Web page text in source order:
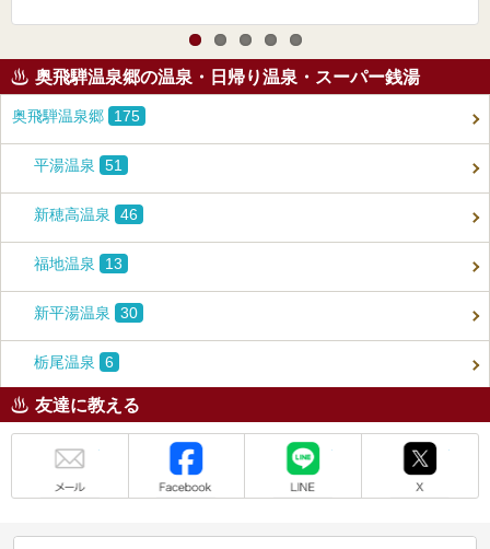
奥飛騨温泉郷の温泉・日帰り温泉・スーパー銭湯
奥飛騨温泉郷 175
平湯温泉 51
新穂高温泉 46
福地温泉 13
新平湯温泉 30
栃尾温泉 6
友達に教える